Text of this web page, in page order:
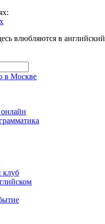
влюбляются в
в Москве
клуб